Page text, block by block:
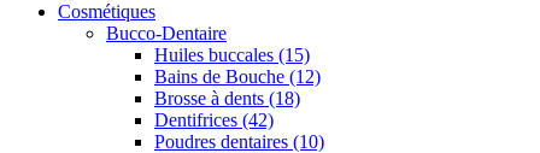
Cosmétiques
Bucco-Dentaire
Huiles buccales (15)
Bains de Bouche (12)
Brosse à dents (18)
Dentifrices (42)
Poudres dentaires (10)